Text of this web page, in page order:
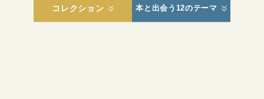
コレクション 本と出会う12のテーマ